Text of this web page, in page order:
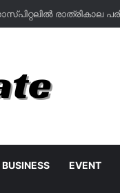
BUSINESS EVENT